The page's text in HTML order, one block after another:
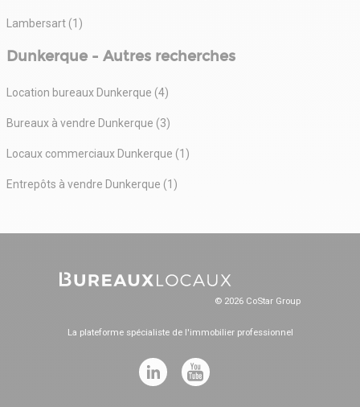
Lambersart (1)
Dunkerque - Autres recherches
Location bureaux Dunkerque (4)
Bureaux à vendre Dunkerque (3)
Locaux commerciaux Dunkerque (1)
Entrepôts à vendre Dunkerque (1)
© 2026 CoStar Group
La plateforme spécialiste de l'immobilier professionnel